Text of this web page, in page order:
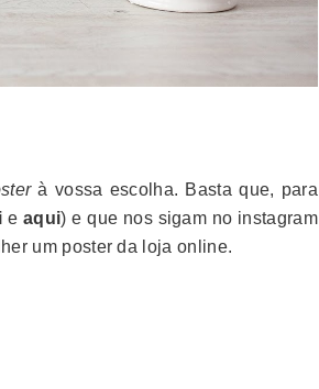
à vossa escolha. Basta que, para
e aqui) e que nos sigam no instagram
um poster da loja online.